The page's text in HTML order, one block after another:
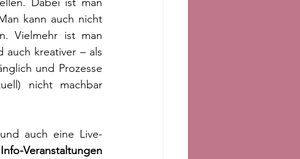
kann auch nicht
Vielmehr ist man
auch kreativer – als
und Prozesse
nicht machbar
auch eine Live-
Veranstaltungen